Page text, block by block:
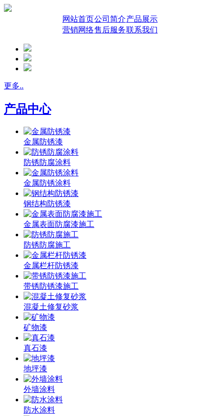
网站首页公司简介产品展示
营销网络售后服务联系我们
更多..
产品中心
金属防锈漆
防锈防腐涂料
金属防锈涂料
钢结构防锈漆
金属表面防腐漆施工
防锈防腐施工
金属栏杆防锈漆
带锈防锈漆施工
混凝土修复砂浆
矿物漆
真石漆
地坪漆
外墙涂料
防水涂料